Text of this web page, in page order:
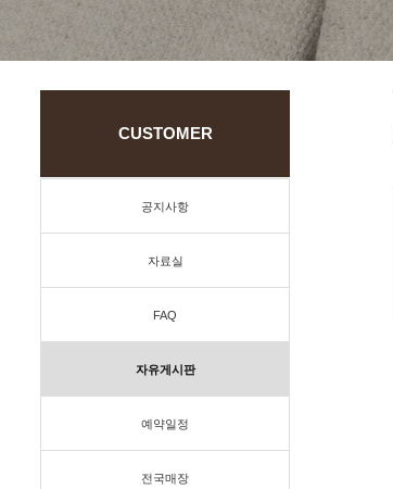
CUSTOMER
공지사항
자료실
FAQ
자유게시판
예약일정
전국매장